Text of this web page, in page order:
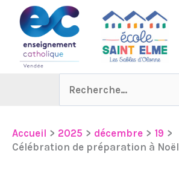
contenu
Rechercher :
Accueil 2025 décembre
19
Célébration de préparation à Noël